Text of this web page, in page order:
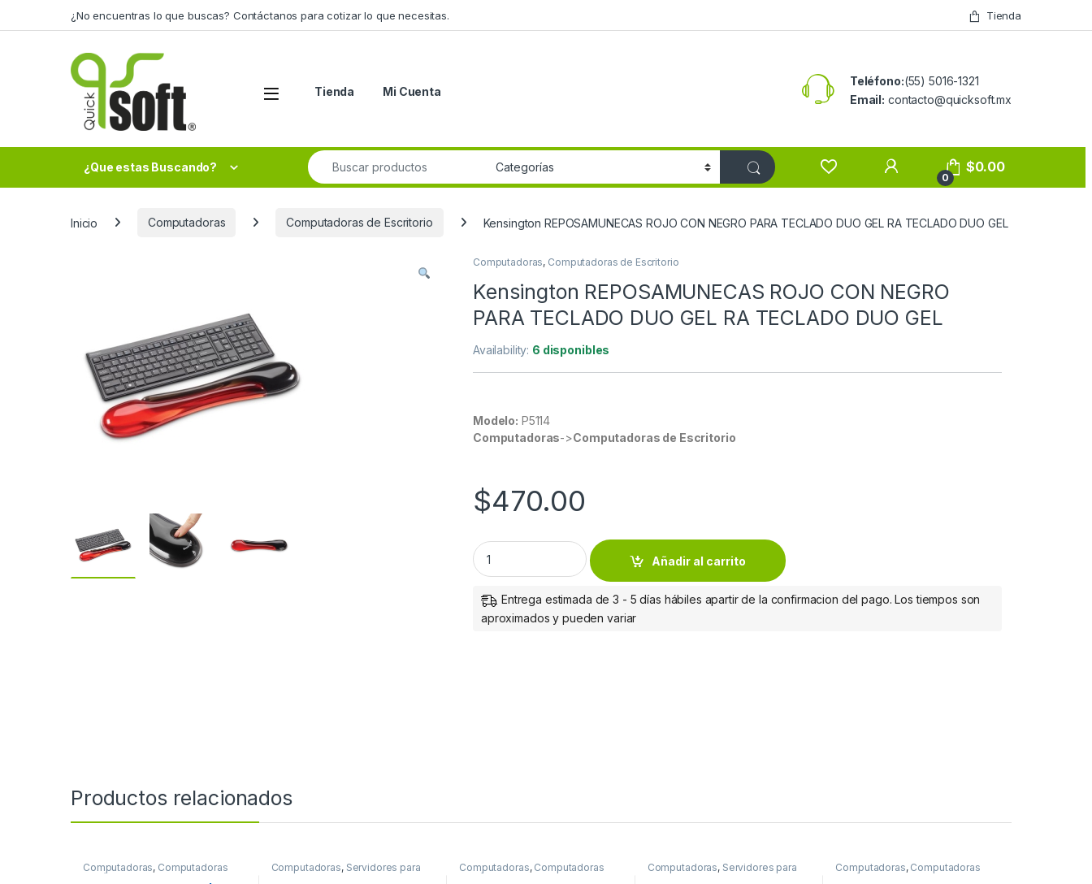
¿No encuentras lo que buscas? Contáctanos para cotizar lo que necesitas. Tienda
Tienda Mi Cuenta
Teléfono:(55) 5016-1321
Email: contacto@quicksoft.mx
¿Que estas Buscando?
Search for:
0
$0.00
Inicio Computadoras Computadoras de Escritorio Kensington REPOSAMUNECAS ROJO CON NEGRO PARA TECLADO DUO GEL RA TECLADO DUO GEL
Computadoras, Computadoras de Escritorio
Kensington REPOSAMUNECAS ROJO CON NEGRO
PARA TECLADO DUO GEL RA TECLADO DUO GEL
Availability: 6 disponibles
Modelo: P5114
Computadoras->Computadoras de Escritorio
$470.00
Kensington REPOSAMUNECAS ROJO CON NEGRO PARA TECLADO DUO GEL RA TECLADO DUO GEL quantity
Añadir al carrito
Entrega estimada de 3 - 5 días hábiles apartir de la confirmacion del pago. Los tiempos son
aproximados y pueden variar
Productos relacionados
Computadoras, Computadoras
Portátiles
Computadoras, Servidores para
Computadoras
Computadoras, Computadoras
Portátiles
Computadoras, Servidores para
Computadoras
Computadoras, Computadoras
Portátiles